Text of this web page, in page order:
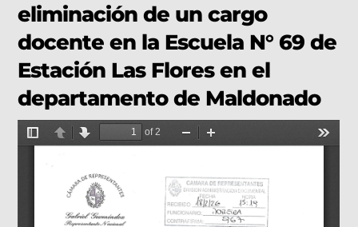
eliminación de un cargo
docente en la Escuela N° 69 de
Estación Las Flores en el
departamento de Maldonado